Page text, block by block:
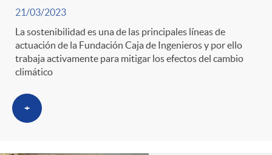
21/03/2023
La sostenibilidad es una de las principales líneas de
actuación de la Fundación Caja de Ingenieros y por ello
trabaja activamente para mitigar los efectos del cambio
climático
+